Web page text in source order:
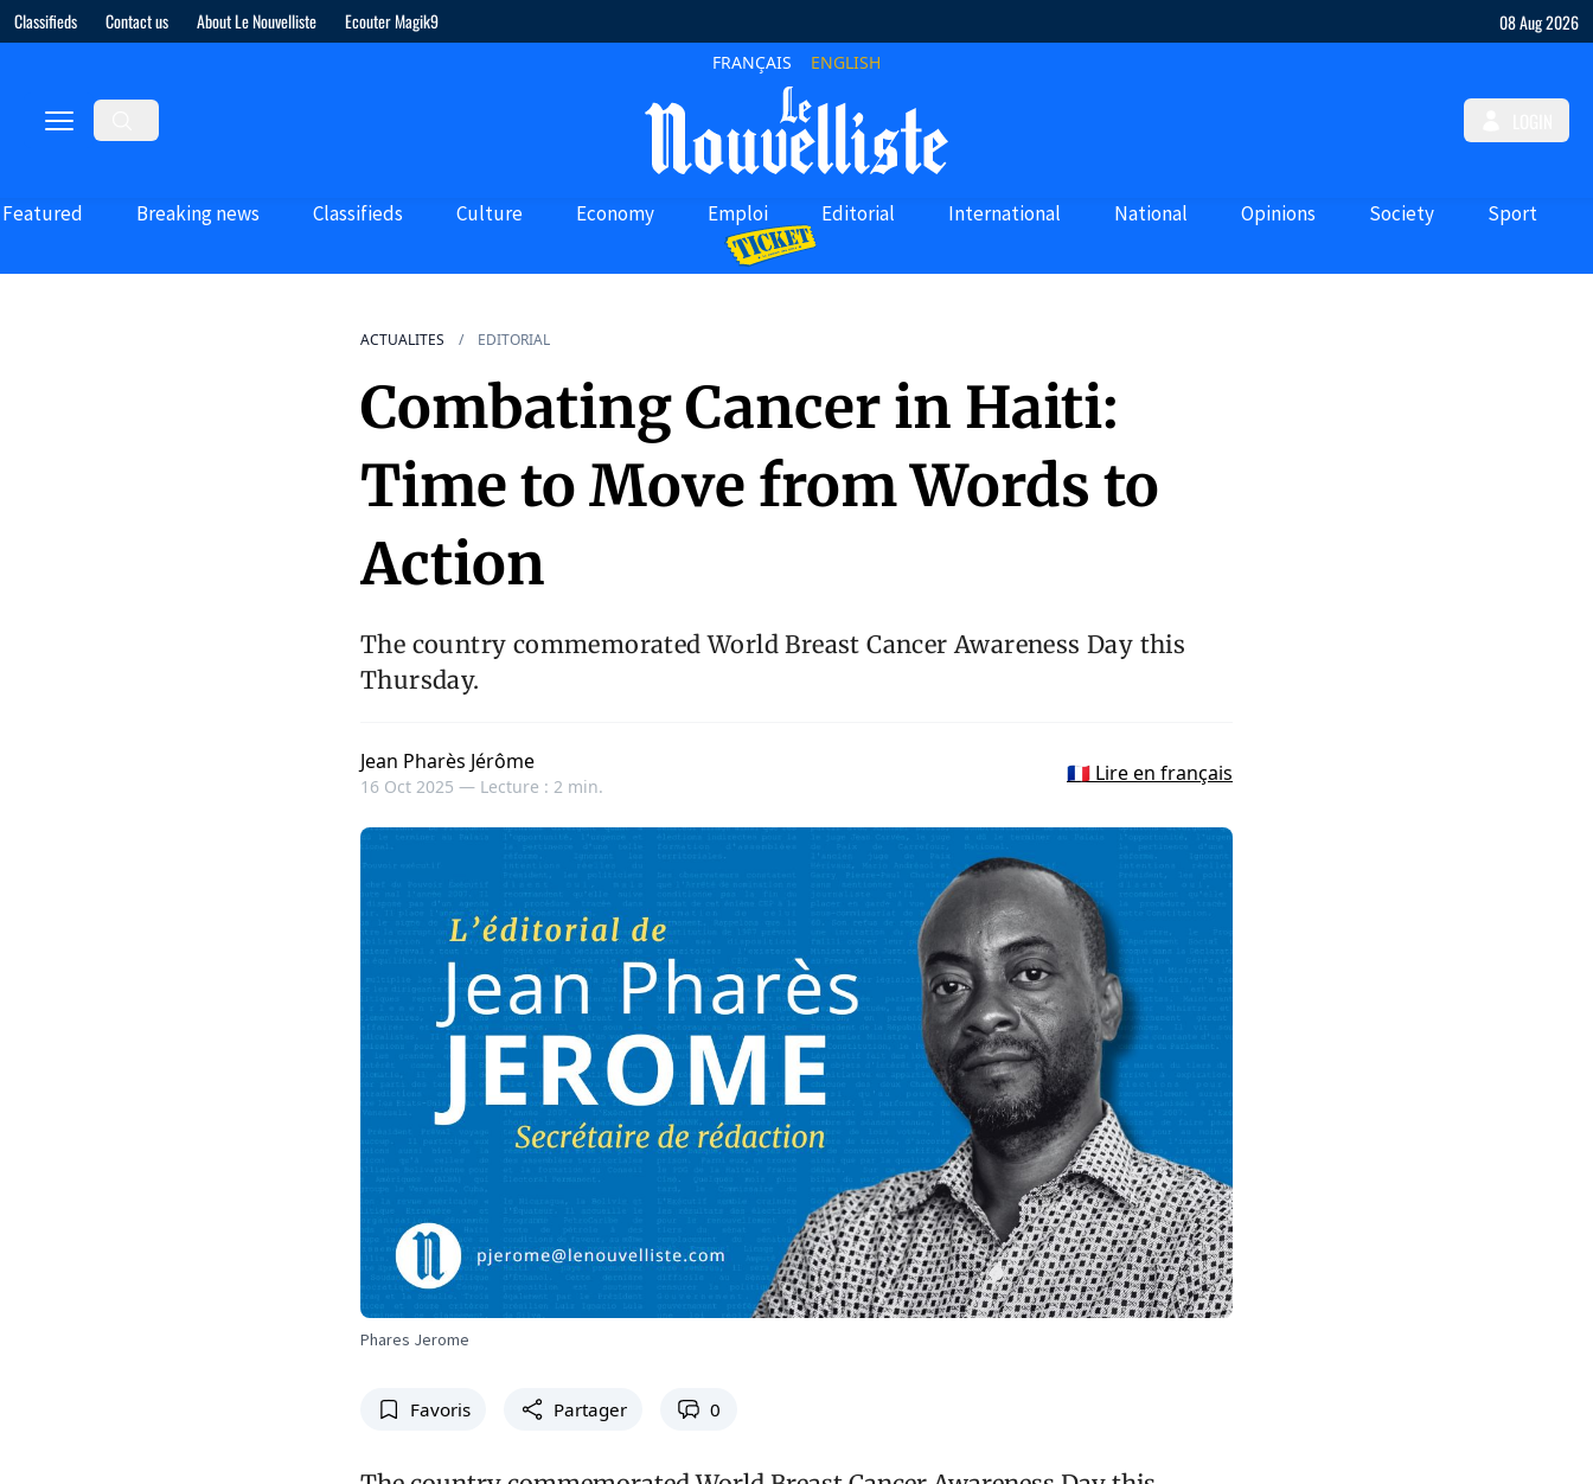
Classifieds Contact us About Le Nouvelliste Ecouter Magik9 08 Aug 2026
FRANÇAIS ENGLISH
Featured Breaking news Classifieds Culture Economy Emploi Editorial International National Opinions Society Sport
ACTUALITES EDITORIAL
Combating Cancer in Haiti:
Time to Move from Words to
Action
The country commemorated World Breast Cancer Awareness Day this
Thursday.
Jean Pharès Jérôme
16 Oct 2025 — Lecture : 2 min.
🇫🇷 Lire en français
Phares Jerome
Favoris Partager 0